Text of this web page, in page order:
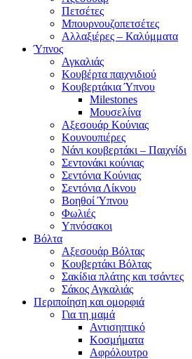
Πετσέτες
Μπουρνουζοπετσέτες
Αλλαξιέρες – Καλύμματα
Ύπνος
Αγκαλιάς
Κουβέρτα παιχνιδιού
Κουβερτάκια Ύπνου
Milestones
Μουσελίνα
Αξεσουάρ Κούνιας
Κουνουπιέρες
Νάνι κουβερτάκι – Παιχνίδι
Σεντονάκι κούνιας
Σεντόνια Κούνιας
Σεντόνια Λίκνου
Βοηθοί Ύπνου
Φωλιές
Υπνόσακοι
Βόλτα
Αξεσουάρ Βόλτας
Κουβερτάκι Βόλτας
Σακίδια πλάτης και τσάντες
Σάκος Αγκαλιάς
Περιποίηση και ομορφιά
Για τη μαμά
Αντισηπτικό
Κοσμήματα
Αφρόλουτρο